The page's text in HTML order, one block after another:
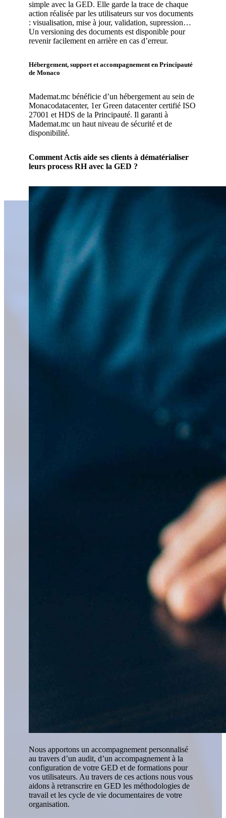
simple avec la GED. Elle garde la trace de chaque
action réalisée par les utilisateurs sur vos documents
: visualisation, mise à jour, validation, supression…
Un versioning des documents est disponible pour
revenir facilement en arrière en cas d’erreur.
Hébergement, support et accompagnement en Principauté
de Monaco
Mademat.mc bénéficie d’un hébergement au sein de
Monacodatacenter, 1er Green datacenter certifié ISO
27001 et HDS de la Principauté. Il garanti à
Mademat.mc un haut niveau de sécurité et de
disponibilité.
Comment Actis aide ses clients à dématérialiser
leurs process RH avec la GED ?
Nous apportons un accompagnement personnalisé
au travers d’un audit, d’un accompagnement à la
configuration de votre GED et de formations pour
vos utilisateurs. Au travers de ces actions nous vous
aidons à retranscrire en GED les méthodologies de
travail et les cycle de vie documentaires de votre
organisation.